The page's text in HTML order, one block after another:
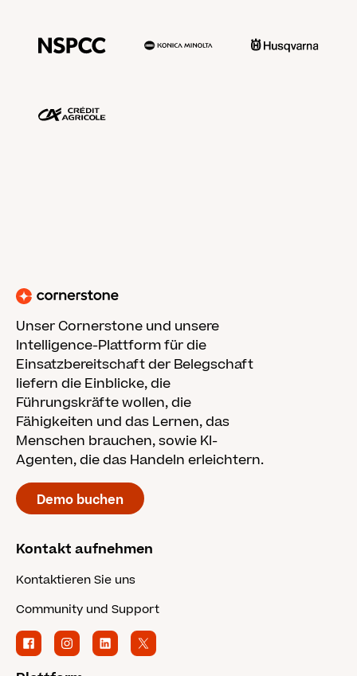
Unser Cornerstone und unsere
Intelligence-Plattform für die
Einsatzbereitschaft der Belegschaft
liefern die Einblicke, die
Führungskräfte wollen, die
Fähigkeiten und das Lernen, das
Menschen brauchen, sowie KI-
Agenten, die das Handeln erleichtern.
Demo buchen
Kontakt aufnehmen
Kontaktieren Sie uns
Community und Support